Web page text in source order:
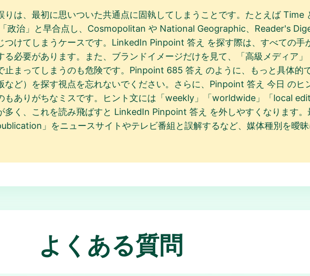
りは、最初に思いついた共通点に固執してしまうことです。たとえば Time
政治」と早合点し、Cosmopolitan や National Geographic、Reader's
つけてしまうケースです。LinkedIn Pinpoint 答え を探す際は、すべての手
る必要があります。また、ブランドイメージだけを見て、「高級メディア
止まってしまうのも危険です。Pinpoint 685 答え のように、もっと具体的
など）を探す視点を忘れないでください。さらに、Pinpoint 答え 今日 のヒ
もありがちなミスです。ヒント文には「weekly」「worldwide」「local
多く、これを読み飛ばすと LinkedIn Pinpoint 答え を外しやすくなります。
」をニュースサイトやテレビ番組と誤解するなど、媒体種別を曖
よくある質問